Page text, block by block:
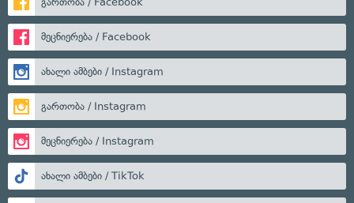
მეცნიერება / Facebook
ახალი ამბები / Instagram
გართობა / Instagram
მეცნიერება / Instagram
ახალი ამბები / TikTok